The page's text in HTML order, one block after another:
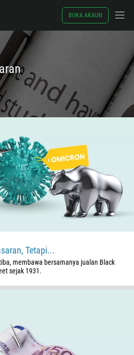
BUKA AKAUN
Tetapi...
membawa bersamanya jualan Black
sejak 1931.